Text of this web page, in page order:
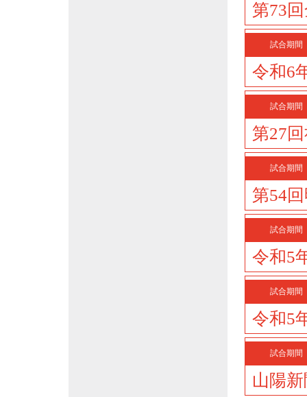
第73
試合期間
令和6
試合期間
第27
試合期間
第54
試合期間
令和5
試合期間
令和5
試合期間
山陽